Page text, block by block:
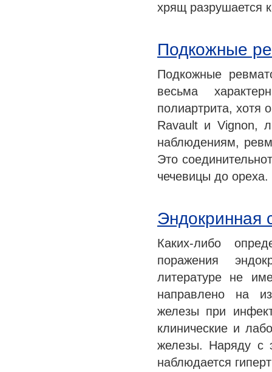
хрящ разрушается
Подкожные
Подкожные
весьма
полиартрита, хотя
Ravault и Vignon,
наблюдениям,
Это
чечевицы до
Эндокринная
Каких-либо
поражения
литературе не
направлено на
железы при
клинические и
железы. Наряду с
наблюдается